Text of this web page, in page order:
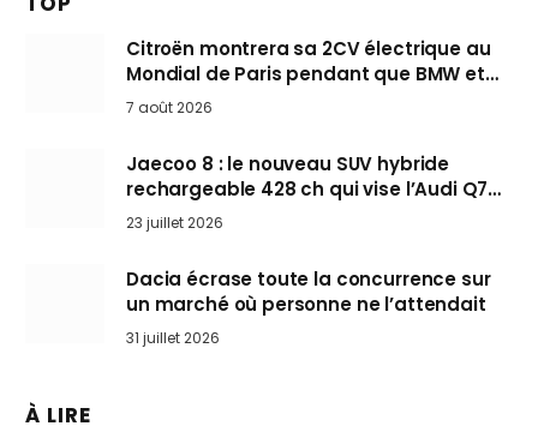
Citroën montrera sa 2CV électrique au
Mondial de Paris pendant que BMW et
Mini désertent le salon
7 août 2026
Jaecoo 8 : le nouveau SUV hybride
rechargeable 428 ch qui vise l’Audi Q7
arrive en Europe cet automne
23 juillet 2026
Dacia écrase toute la concurrence sur
un marché où personne ne l’attendait
31 juillet 2026
À LIRE